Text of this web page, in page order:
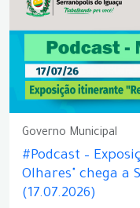
Governo Municipal
#Podcast –
Olhares" chega a
(17.07.2026)